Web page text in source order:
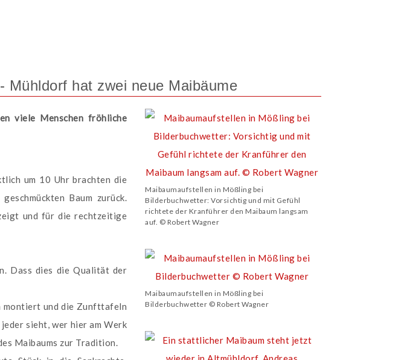
Mühldorf hat zwei neue Maibäume
viele Menschen fröhliche
um 10 Uhr brachten die
Baum zurück.
und für die rechtzeitige
Dass dies die Qualität der
montiert und die Zunfttafeln
sieht, wer hier am Werk
Maibaums zur Tradition.
Maibaumaufstellen in Mößling bei
Bilderbuchwetter: Vorsichtig und mit Gefühl
richtete der Kranführer den Maibaum langsam
auf. © Robert Wagner
Maibaumaufstellen in Mößling bei
Bilderbuchwetter © Robert Wagner